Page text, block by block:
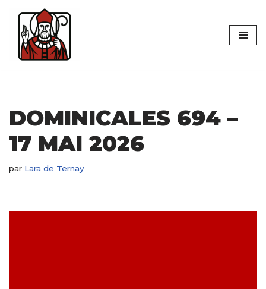
Aller
contenu
DOMINICALES 694 –
17 MAI 2026
par Lara de Ternay